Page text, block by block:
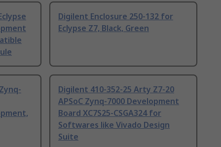
Digilent Enclosure 250-132 for
Eclypse Z7, Black, Green
Digilent 410-352-25 Arty Z7-20
APSoC Zynq-7000 Development
Board XC7S25-CSGA324 for
Softwares like Vivado Design
Suite